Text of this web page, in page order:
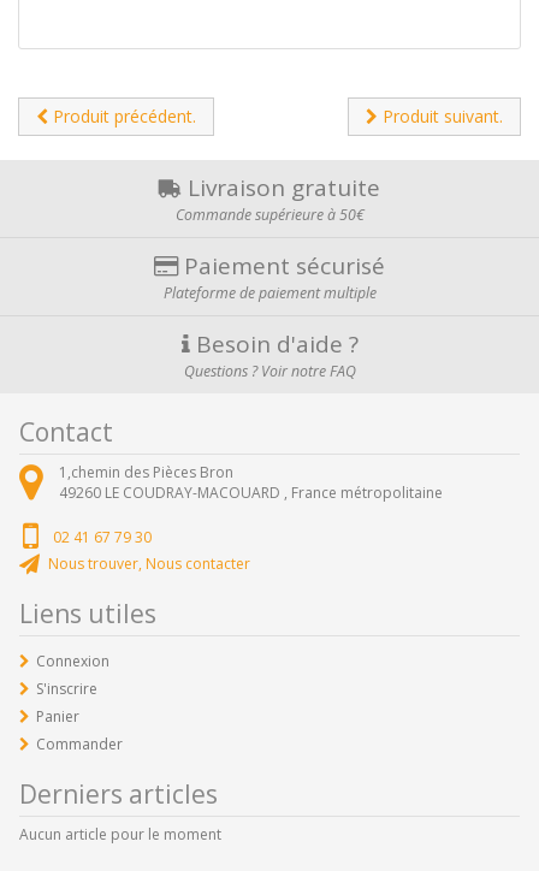
Produit précédent. Produit suivant.
Livraison gratuite
Commande supérieure à 50€
Paiement sécurisé
Plateforme de paiement multiple
Besoin d'aide ?
Questions ? Voir notre FAQ
Contact
1,chemin des Pièces Bron
49260 LE COUDRAY-MACOUARD , France métropolitaine
02 41 67 79 30
Nous trouver, Nous contacter
Liens utiles
Connexion
S'inscrire
Panier
Commander
Derniers articles
Aucun article pour le moment